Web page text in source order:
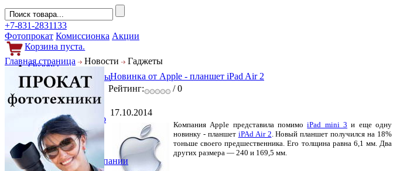
+7-831-2831133
Фотопрокат Комиссионка Акции
Корзина пуста.
Обзоры
Фотоаппараты
Объективы
Фильтры
Фото и видео
Гаджеты
Аксессуары
Слухи
Новости компании
Главная страница Новости Гаджеты
Новинка от Apple - планшет iPad Air 2
Рейтинг:
/ 0
17.10.2014
Компания Apple представила помимоiPad mini 3 и еще одну
новинку - планшет iPAd Air 2 .Новый планшет получился на 18%
тоньше своего предшественника. Его толщина равна 6,1 мм. Два
других размера — 240 и 169,5 мм.